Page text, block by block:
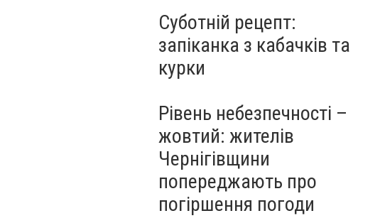
Суботній рецепт:
запіканка з кабачків та
курки
Рівень небезпечності –
жовтий: жителів
Чернігівщини
попереджають про
погіршення погоди